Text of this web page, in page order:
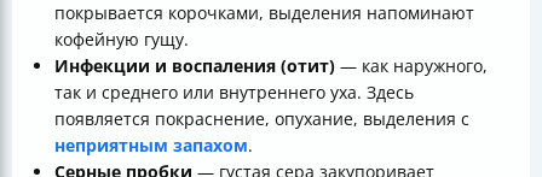
покрывается корочками, выделения напоминают
кофейную гущу.
Инфекции и воспаления (отит) — как наружного,
так и среднего или внутреннего уха. Здесь
появляется покраснение, опухание, выделения с
неприятным запахом.
Серные пробки — густая сера закупоривает